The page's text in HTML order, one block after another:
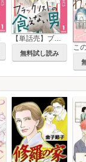
【単話売】ブラックリストの食えない男
無料試し読み